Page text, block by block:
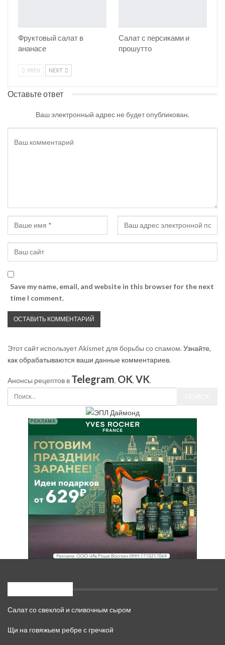
Фруктовый салат в
ананасе
Салат с персиками и
прошутто
PREV NEXT
Оставьте ответ
Ваш электронный адрес не будет опубликован.
Save my name, email, and website in this browser for the next
time I comment.
Этот сайт использует Akismet для борьбы со спамом. Узнайте,
как обрабатываются ваши данные комментариев.
Анонсы рецептов в Telegram, OK, VK.
Салат со свеклой и сливочным сыром
Щи на говяжьем ребре с гречкой